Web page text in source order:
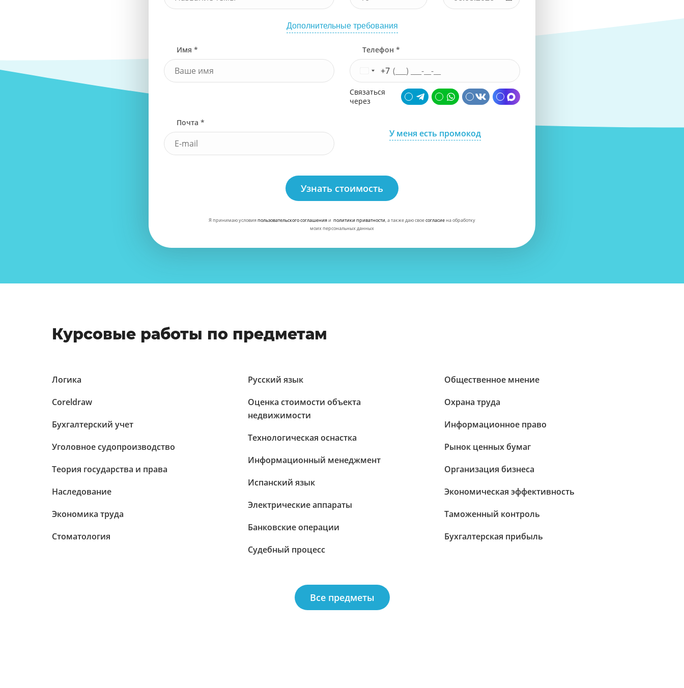
Дополнительные требования
Имя * Телефон *
+7
Связаться
через
Почта *
У меня есть промокод
Узнать стоимость
Я принимаю условияпользовательского соглашенияи политики приватности, а также даю своесогласиена обработку
моих персональных данных
Курсовые работы по предметам
Логика
Coreldraw
Бухгалтерский учет
Уголовное судопроизводство
Теория государства и права
Наследование
Экономика труда
Стоматология
Русский язык
Оценка стоимости объекта
недвижимости
Технологическая оснастка
Информационный менеджмент
Испанский язык
Электрические аппараты
Банковские операции
Судебный процесс
Общественное мнение
Охрана труда
Информационное право
Рынок ценных бумаг
Организация бизнеса
Экономическая эффективность
Таможенный контроль
Бухгалтерская прибыль
Все предметы